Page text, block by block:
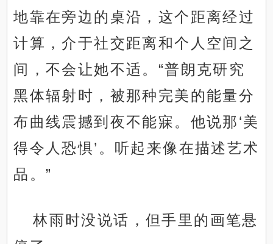
地靠在旁边的桌沿，这个距离经过
计算，介于社交距离和个人空间之
间，不会让她不适。“普朗克研究
黑体辐射时，被那种完美的能量分
布曲线震撼到夜不能寐。他说那‘美
得令人恐惧’。听起来像在描述艺术
品。”
林雨时没说话，但手里的画笔悬